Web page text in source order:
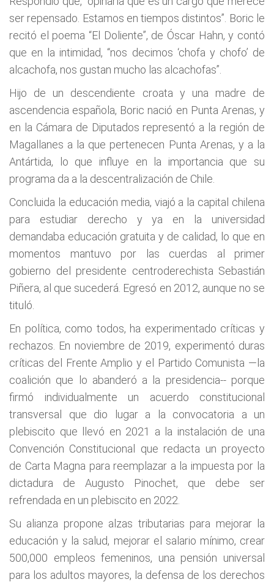
ser repensado. Estamos en tiempos distintos”. Boric le
recitó el poema “El Doliente”, de Óscar Hahn, y contó
que en la intimidad, “nos decimos ‘chofa y chofo’ de
alcachofa, nos gustan mucho las alcachofas”.
Hijo de un descendiente croata y una madre de
ascendencia española, Boric nació en Punta Arenas, y
en la Cámara de Diputados representó a la región de
Magallanes a la que pertenecen Punta Arenas, y a la
Antártida, lo que influye en la importancia que su
programa da a la descentralización de Chile.
Concluida la educación media, viajó a la capital chilena
para estudiar derecho y ya en la universidad
demandaba educación gratuita y de calidad, lo que en
momentos mantuvo por las cuerdas al primer
gobierno del presidente centroderechista Sebastián
Piñera, al que sucederá. Egresó en 2012, aunque no se
tituló.
En política, como todos, ha experimentado críticas y
rechazos. En noviembre de 2019, experimentó duras
críticas del Frente Amplio y el Partido Comunista —la
coalición que lo abanderó a la presidencia-- porque
firmó individualmente un acuerdo constitucional
transversal que dio lugar a la convocatoria a un
plebiscito que llevó en 2021 a la instalación de una
Convención Constitucional que redacta un proyecto
de Carta Magna para reemplazar a la impuesta por la
dictadura de Augusto Pinochet, que debe ser
refrendada en un plebiscito en 2022.
Su alianza propone alzas tributarias para mejorar la
educación y la salud, mejorar el salario mínimo, crear
500,000 empleos femeninos, una pensión universal
para los adultos mayores, la defensa de los derechos